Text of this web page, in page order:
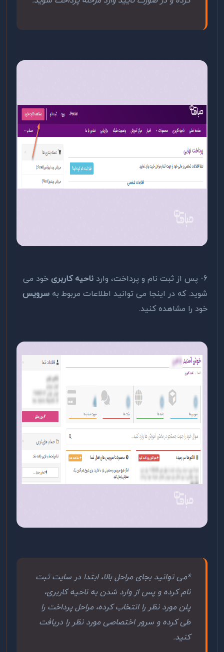
6- پس از ثبت نام و پرداخت، وارد ناحیه کاربری خود می
شوید. که در اینجا می توانید اطلاعات مربوط به سرویس
خود را مشاهده کنید.
*می توانید بجای مراحل بالا، ابتدا در سایت ثبت
نام کرده و پس از وارد شدن به ناحیه کاربری،
پلن مورد نظر را انتخاب کرده، مراحل پرداخت را
طی کرده و سرور اختصاصی مورد نظر را دریافت
کنید.